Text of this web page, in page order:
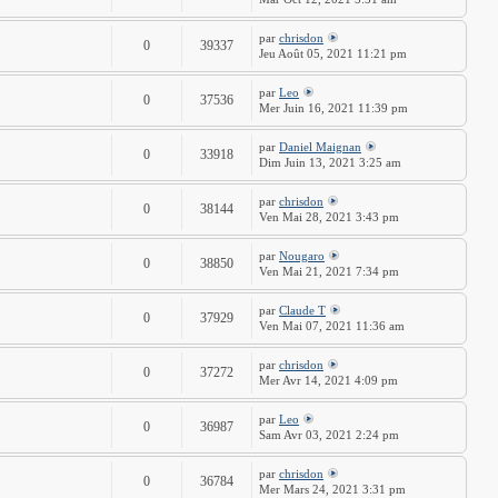
0 39337 par chrisdon
Jeu Août 05, 2021 11:21 pm
0 37536 par Leo
Mer Juin 16, 2021 11:39 pm
0 33918 par Daniel Maignan
Dim Juin 13, 2021 3:25 am
0 38144 par chrisdon
Ven Mai 28, 2021 3:43 pm
0 38850 par Nougaro
Ven Mai 21, 2021 7:34 pm
0 37929 par Claude T
Ven Mai 07, 2021 11:36 am
0 37272 par chrisdon
Mer Avr 14, 2021 4:09 pm
0 36987 par Leo
Sam Avr 03, 2021 2:24 pm
0 36784 par chrisdon
Mer Mars 24, 2021 3:31 pm